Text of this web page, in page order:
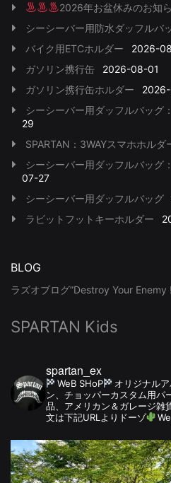
2026年お盆休みのお知
シーシーバー用防水ダッフルバ
バイク用ETCホルダー
2026-
ガソリン携行缶
2026-08-01
ガソリン携行缶ホルダー
シーシーバー用ダッフルバッグ
29
SPARTAN：3WAYスマホホルダ
シーシーバー用ダッフルバッグ
07-27
シーシーバー用ダッフルバッグ
ラビットフットキーホルダー
BLOG
ラズオブログ”Destroy Your Enemy
SPARTAN Kids
spartan_ex
WeB SHoP
オリジナル
ン、チョッパーカスタム用パ
品、アメリカン＆ガレージ雑
文は下記URLよりドーゾ